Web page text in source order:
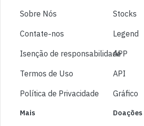
Sobre Nós
Contate-nos
Isenção de responsabilidade
Termos de Uso
Política de Privacidade
Stocks
Legend
APP
API
Gráfico
Mais Doações